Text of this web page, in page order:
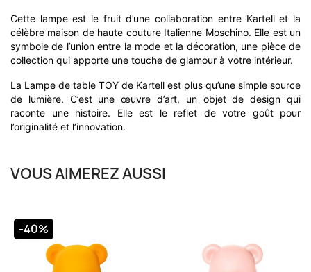
Cette lampe est le fruit d’une collaboration entre Kartell et la
célèbre maison de haute couture Italienne Moschino. Elle est un
symbole de l’union entre la mode et la décoration, une pièce de
collection qui apporte une touche de glamour à votre intérieur.
La Lampe de table TOY de Kartell est plus qu’une simple source
de lumière. C’est une œuvre d’art, un objet de design qui
raconte une histoire. Elle est le reflet de votre goût pour
l’originalité et l’innovation.
VOUS AIMEREZ AUSSI
-40%